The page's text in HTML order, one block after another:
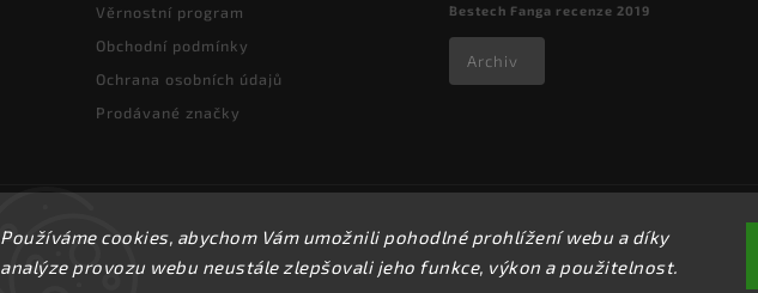
Používáme cookies, abychom Vám umožnili pohodlné prohlížení webu a díky
analýze provozu webu neustále zlepšovali jeho funkce, výkon a použitelnost.
Věrnostní program
Obchodní podmínky
Ochrana osobních údajů
Prodávané značky
Bestech Fanga recenze 2019
Archiv
Copyright 2026kapesni-noze.cz . Všechna práva vyhrazena.
Upravit nastavení cookies